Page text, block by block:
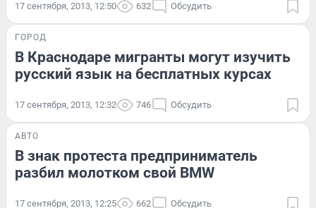
17 сентября, 2013, 12:50 632 Обсудить
ГОРОД
В Краснодаре мигранты могут изучить
русский язык на бесплатных курсах
17 сентября, 2013, 12:32 746 Обсудить
АВТО
В знак протеста предприниматель
разбил молотком свой BMW
17 сентября, 2013, 12:25 662 Обсудить